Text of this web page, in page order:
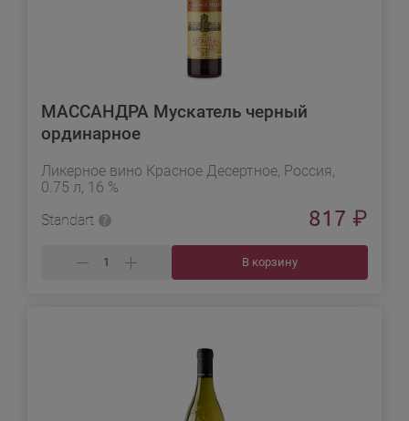
МАССАНДРА Мускатель черный
ординарное
Ликерное вино Красное Десертное, Россия,
0.75 л, 16 %
Standart
817 ₽
В корзину